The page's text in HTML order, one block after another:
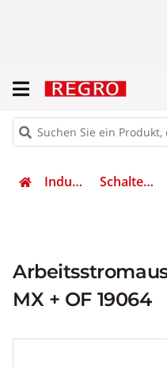
Industrietechnik Schalten & Schützen
MX + OF 19064